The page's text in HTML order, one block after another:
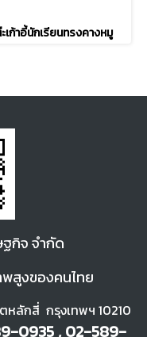
เก้าอี้นักเรียนทรงคางหมู
ฐกิจ จำกัด
สูงของคนไทย
หลักสี่ กรุงเทพฯ 10210
0935 , 02-589-